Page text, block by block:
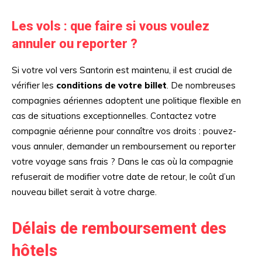
Les vols : que faire si vous voulez
annuler ou reporter ?
Si votre vol vers Santorin est maintenu, il est crucial de
vérifier les conditions de votre billet. De nombreuses
compagnies aériennes adoptent une politique flexible en
cas de situations exceptionnelles. Contactez votre
compagnie aérienne pour connaître vos droits : pouvez-
vous annuler, demander un remboursement ou reporter
votre voyage sans frais ? Dans le cas où la compagnie
refuserait de modifier votre date de retour, le coût d’un
nouveau billet serait à votre charge.
Délais de remboursement des
hôtels